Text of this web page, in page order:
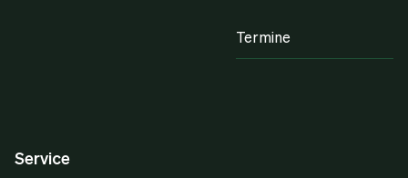
Termine
Service